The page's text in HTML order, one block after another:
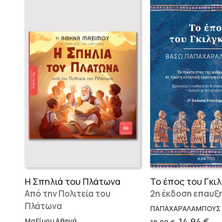
Η Σπηλιά του Πλάτωνα
Από την Πολιτεία του
Πλάτωνα
Το έπος του
2η έκδοση
ΠΑΠΑΧΑΡΑΛΑΜΠΟΥΣ